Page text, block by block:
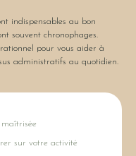
indispensables au bon
souvent chronophages.
pour vous aider à
administratifs au quotidien.
sur votre activité